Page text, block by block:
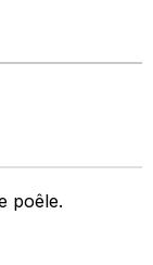
poêle.